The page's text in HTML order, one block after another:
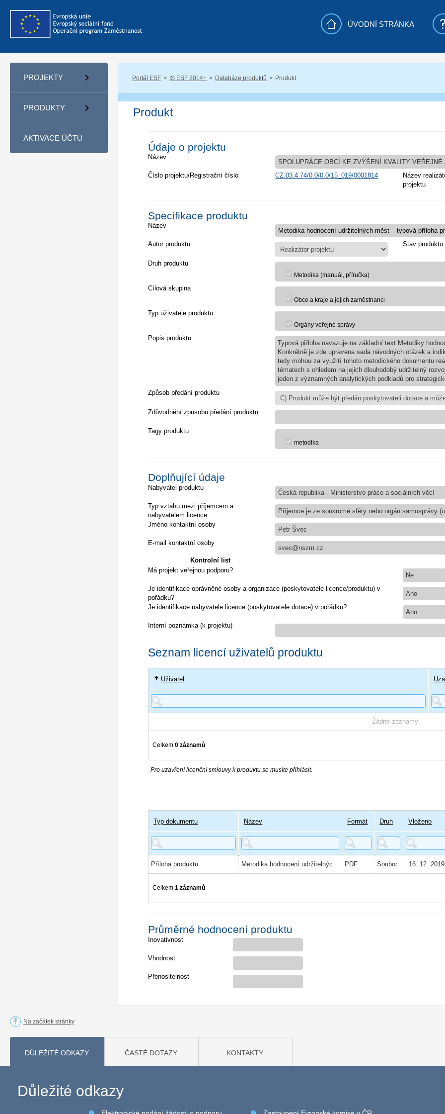
ÚVODNÍ STRÁNKA
PROJEKTY
PRODUKTY
AKTIVACE ÚČTU
Portál ESF IS ESF 2014+ Databáze produktů Produkt
Produkt
Údaje o projektu
Název
SPOLUPRÁCE OBCÍ KE ZVÝŠENÍ KVALITY
Číslo projektu/Registrační číslo
CZ.03.4.74/0.0/0.0/15_019/0001814
Název
projektu
Specifikace produktu
Název
Autor produktu Stav produktu
Druh produktu
Metodika (manuál, příručka)
Cílová skupina
Obce a kraje a jejich zaměstnanci
Typ uživatele produktu
Orgány veřejné správy
Popis produktu
Typová příloha navazuje na základní text Metodiky
Konkrétně je zde upravena sada návodných otázek a
tedy mohou za využití tohoto metodického dokumentu
tématech s ohledem na jejich dlouhodobý udržitelný
jeden z významných analytických podkladů pro
Způsob předání produktu
Zdůvodnění způsobu předání produktu
Tagy produktu
metodika
Doplňující údaje
Nabyvatel produktu
Česká republika - Ministerstvo práce a sociálních věcí
Typ vztahu mezi příjemcem a
nabyvatelem licence
Příjemce je ze soukromé sféry nebo orgán samosprávy
Jméno kontaktní osoby
Petr Švec
E-mail kontaktní osoby
svec@nszm.cz
Kontrolní list
Má projekt veřejnou podporu?
Ne
Je identifikace oprávněné osoby a organizace (poskytovatele licence/produktu) v
pořádku?
Ano
Je identifikace nabyvatele licence (poskytovatele dotace) v pořádku?
Ano
Interní poznámka (k projektu)
Seznam licencí uživatelů produktu
Uživatel
Žádné záznamy
Celkem 0 záznamů
Pro uzavření licenční smlouvy k produktu se musíte přihlásit.
Typ dokumentu Název Formát Druh Vloženo
Příloha produktu Metodika hodnocení udržitelných měst – typová příloha pro malé obce PDF Soubor 16. 12.
Celkem 1 záznamů
Průměrné hodnocení produktu
Inovativnost
Vhodnost
Přenositelnost
Na začátek stránky
DŮLEŽITÉ ODKAZY ČASTÉ DOTAZY KONTAKTY
Důležité odkazy